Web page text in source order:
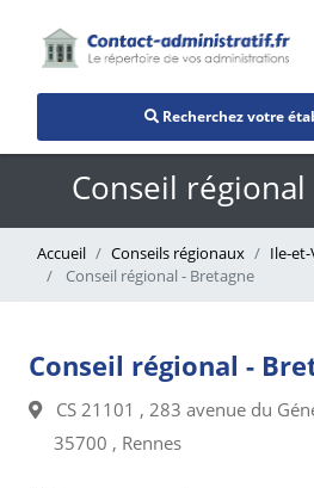
Recherchez votre
Conseil
Accueil Conseils régionaux Ile-
Conseil régional - Bretagne
Conseil régional -
CS 21101 , 283 avenue du
35700 , Rennes